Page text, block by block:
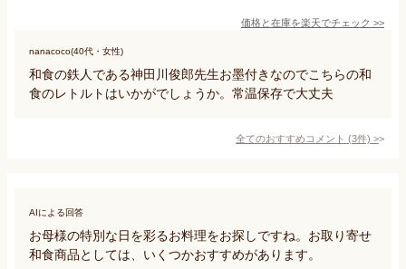
価格と在庫を楽天でチェック >>
nanacoco(40代・女性)
和食の鉄人である神田川俊郎先生お墨付きなのでこちらの和
食のレトルトはいかがでしょうか。常温保存で大丈夫
全てのおすすめコメント (3件) >
AIによる回答
お母様の特別な日を彩るお料理をお探しですね。お取り寄せ
和食商品としては、いくつかおすすめがあります。